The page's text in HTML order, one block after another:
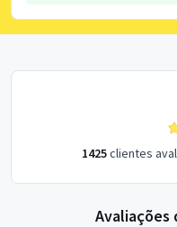
1425clientes
Avaliações